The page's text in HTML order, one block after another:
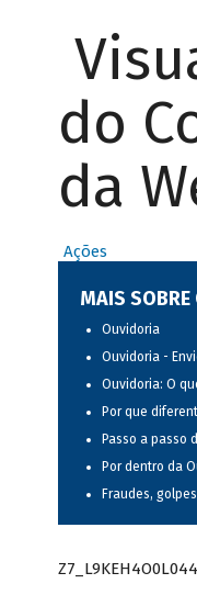
do
da
Ações
MAIS
Ouvidoria
Ouvidoria -
Ouvidoria: O
Por que
Passo a passo
Por dentro da
Fraudes,